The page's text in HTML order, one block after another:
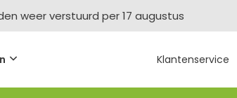
weer verstuurd per 17 augustus
Klantenservice